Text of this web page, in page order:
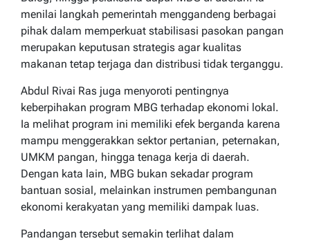
menilai langkah pemerintah menggandeng berbagai
pihak dalam memperkuat stabilisasi pasokan pangan
merupakan keputusan strategis agar kualitas
makanan tetap terjaga dan distribusi tidak terganggu.
Abdul Rivai Ras juga menyoroti pentingnya
keberpihakan program MBG terhadap ekonomi lokal.
Ia melihat program ini memiliki efek berganda karena
mampu menggerakkan sektor pertanian, peternakan,
UMKM pangan, hingga tenaga kerja di daerah.
Dengan kata lain, MBG bukan sekadar program
bantuan sosial, melainkan instrumen pembangunan
ekonomi kerakyatan yang memiliki dampak luas.
Pandangan tersebut semakin terlihat dalam